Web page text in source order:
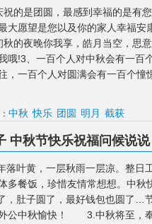
的是团圆，最感到幸福的是有
大愿望是您以及你的家人幸福安
的夜晚你我享，皓月当空，思
哦!3、一百个人对中秋会有一百
，一百个人对圆满会有一百个憧
中秋 快乐 团圆 明月 截获
中秋节快乐祝福问候说说
叶黄，一层秋雨一层凉。整日
多餐饭，珍惜友情常想想。中秋
肚子圆了，最好钱包也圆了…
公中秋愉快！ 3.中秋将至，